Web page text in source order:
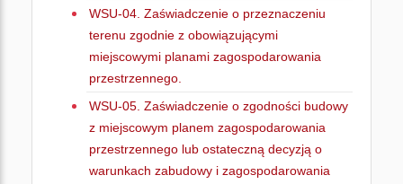
WSU-04. Zaświadczenie o przeznaczeniu
terenu zgodnie z obowiązującymi
miejscowymi planami zagospodarowania
przestrzennego.
WSU-05. Zaświadczenie o zgodności budowy
z miejscowym planem zagospodarowania
przestrzennego lub ostateczną decyzją o
warunkach zabudowy i zagospodarowania